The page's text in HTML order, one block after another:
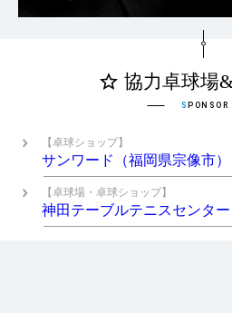
【卓球ショップ】
サンワード（福岡県宗像市）
【卓球場・卓球ショップ】
神田テーブルテニスセンター